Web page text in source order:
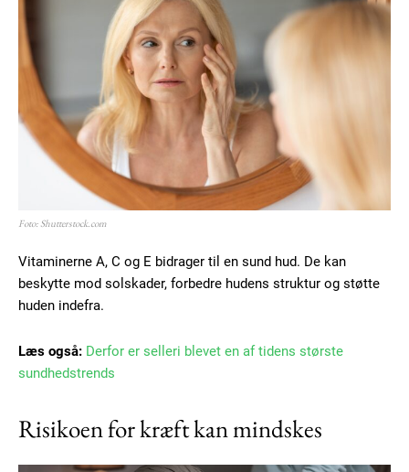
Foto: Shutterstock.com
Vitaminerne A, C og E bidrager til en sund hud. De kan
beskytte mod solskader, forbedre hudens struktur og støtte
huden indefra.
Læs også: Derfor er selleri blevet en af tidens største
sundhedstrends
Risikoen for kræft kan mindskes